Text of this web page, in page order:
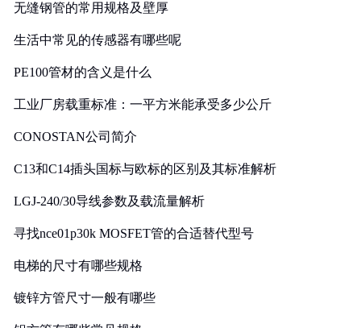
无缝钢管的常用规格及壁厚
生活中常见的传感器有哪些呢
PE100管材的含义是什么
工业厂房载重标准：一平方米能承受多少公斤
CONOSTAN公司简介
C13和C14插头国标与欧标的区别及其标准解析
LGJ-240/30导线参数及载流量解析
寻找nce01p30k MOSFET管的合适替代型号
电梯的尺寸有哪些规格
镀锌方管尺寸一般有哪些